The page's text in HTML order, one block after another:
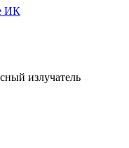
излучатель